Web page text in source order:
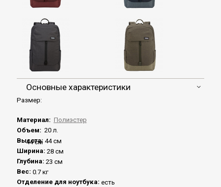
Основные характеристики
44 см
Размер:
Материал: Полиэстер
Объем: 20 л.
Высота: 44 см
Ширина: 28 см
Глубина: 23 см
Вес: 0.7 кг
Отделение для ноутбука: есть